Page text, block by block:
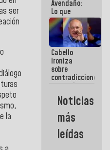
ser
la
Avendaño:
Lo que
vayas a
escribir
hazlo hoy
por que no
sabemos si
la semana
que viene
hay
programa
Cabello
ironiza
sobre
contradicciones
y mentiras
de María
Machado:
¡Créanle!
Noticias
más
leídas